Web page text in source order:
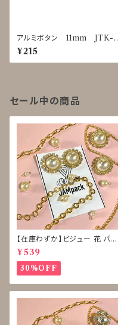
アルミボタン 11mm JTK-0
025～0029
¥215
セール中の商品
【在庫わずか】ビジュー 花 パー
ル ボタン 再販なし
¥539
30%OFF